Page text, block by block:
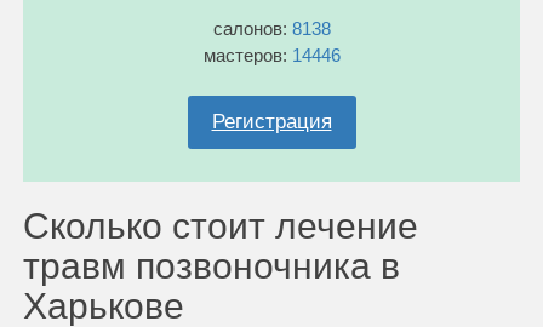
салонов: 8138
мастеров: 14446
Регистрация
Сколько стоит лечение
травм позвоночника в
Харькове